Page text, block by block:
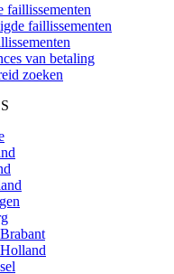
faillissementen
faillissementen
van betaling
zoeken